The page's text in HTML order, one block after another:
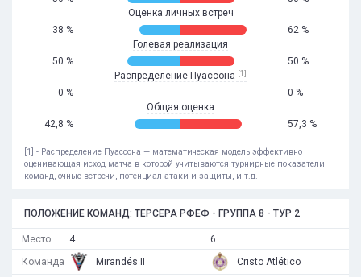
Оценка личных встреч
38 %
62 %
Голевая реализация
50 %
50 %
Распределение Пуассона [1]
0 %
0 %
Общая оценка
42,8 %
57,3 %
[1] - Распределение Пуассона — математическая модель эффективно
оценивающая исход матча в которой учитываются турнирные показатели
команд, очные встречи, потенциал атаки и защиты, и т.д.
ПОЛОЖЕНИЕ КОМАНД: ТЕРСЕРА РФЕФ - ГРУППА 8 - ТУР 2
Место
Команда
4
Mirandés II
6
Cristo Atlético